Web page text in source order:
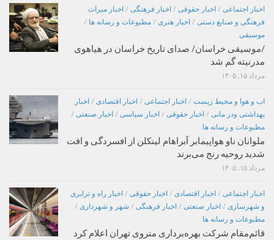
اخبار اجتماعی / اخبار حقوقی / اخبار فرهنگی / اخبار میراث
فرهنگی و صنایع دستی / اخبار هنری / مطبوعات و رسانه ها /
موسیقی
/موسیقی خراسان/ صدای تاریخ خراسان در هیاهوی
مدرنیته گم شد
مرداد ۱۵, ۱۴۰۵
اب و هوا و محیط زیست / اخبار اجتماعی / اخبار اقتصادی / اخبار
بهداشتی ودر مانی / اخبار حقوقی / اخبار سیاسی / اخبار صنعتی /
مطبوعات و رسانه ها
ملوانان ناو هواپیمابر آبراهام لینکلن از افسردگی و افت
شدید روحیه رنج می‌برند
مرداد ۱۵, ۱۴۰۵
اخبار اجتماعی / اخبار اقتصادی / اخبار حقوقی / اخبار راه و ترابری
و شهرسازی / اخبار صنعتی / اخبار فرهنگی / شهر و شهرداری /
مطبوعات و رسانه ها
قائم‌مقام شرکت بهره‌برداری متروی تهران اعلام کرد